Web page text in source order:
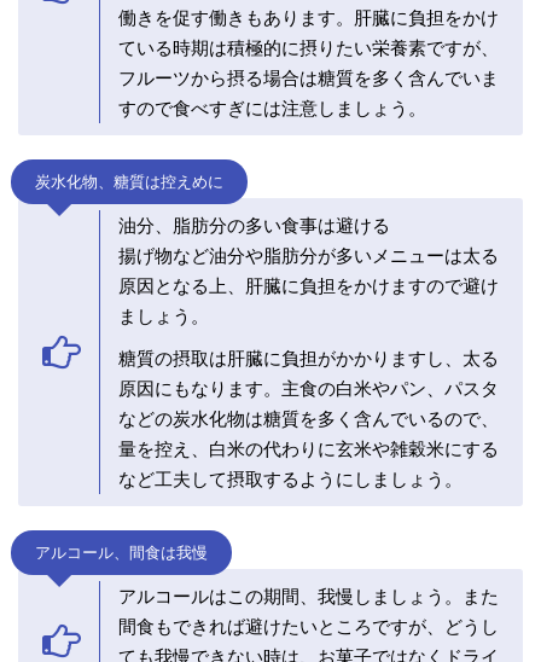
働きを促す働きもあります。肝臓に負担をかけ
ている時期は積極的に摂りたい栄養素ですが、
フルーツから摂る場合は糖質を多く含んでいま
すので食べすぎには注意しましょう。
炭水化物、糖質は控えめに
油分、脂肪分の多い食事は避ける
揚げ物など油分や脂肪分が多いメニューは太る
原因となる上、肝臓に負担をかけますので避け
ましょう。
糖質の摂取は肝臓に負担がかかりますし、太る
原因にもなります。主食の白米やパン、パスタ
などの炭水化物は糖質を多く含んでいるので、
量を控え、白米の代わりに玄米や雑穀米にする
など工夫して摂取するようにしましょう。
アルコール、間食は我慢
アルコールはこの期間、我慢しましょう。また
間食もできれば避けたいところですが、どうし
ても我慢できない時は、お菓子ではなくドライ